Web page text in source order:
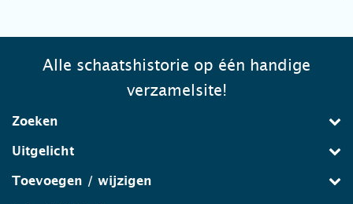
Alle schaatshistorie op één handige
verzamelsite!
Zoeken
Uitgelicht
Toevoegen / wijzigen